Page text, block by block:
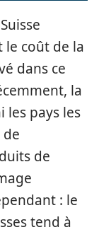
le coût de la
dans ce
la
les pays les
de
: le
tend à